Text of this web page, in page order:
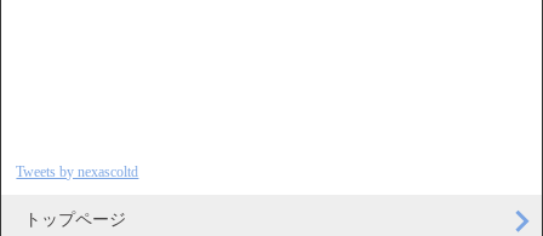
Tweets by nexascoltd
トップページ